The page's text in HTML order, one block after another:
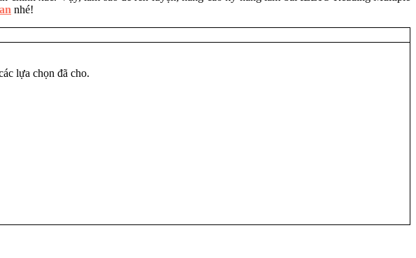
nhé!
lựa chọn đã cho.